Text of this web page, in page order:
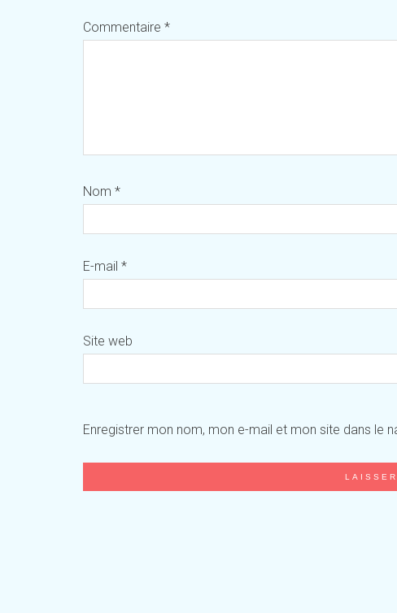
Commentaire *
Nom *
E-mail *
Site web
Enregistrer mon nom, mon e-mail et mon site dans le